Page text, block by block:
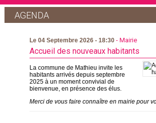
AGENDA
Le 04 Septembre 2026 - 18:30- Mairie
Accueil des nouveaux habitants
La commune de Mathieu invite les
habitants arrivés depuis septembre
2025 à un moment convivial de
bienvenue, en présence des élus.
Merci de vous faire connaître en mairie pour